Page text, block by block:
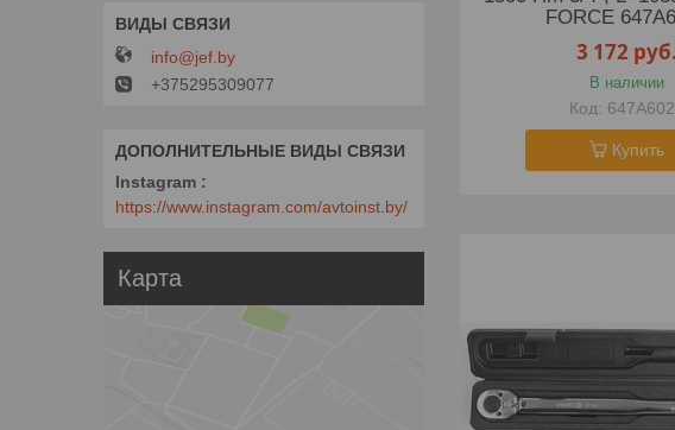
FORCE
3 172 руб.
В наличии
Купить
info@jef.by
+375295309077
Instagram
https://www.instagram.com/avtoinst.by/
Карта